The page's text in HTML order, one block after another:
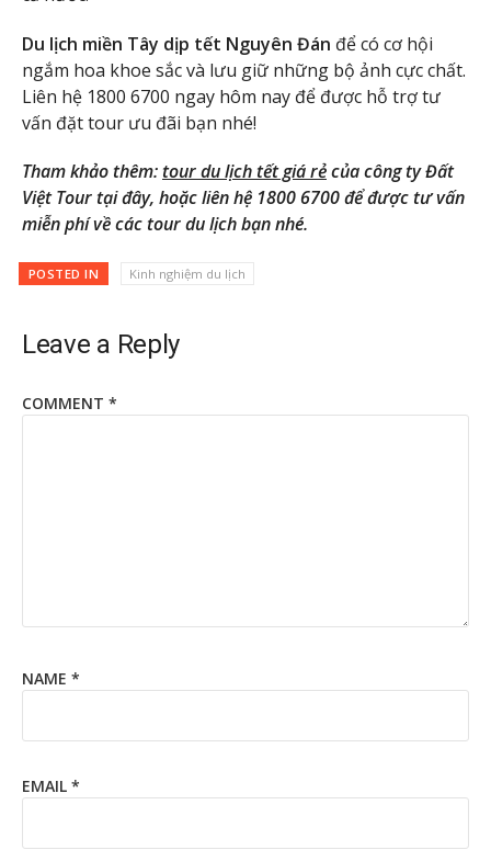
Du lịch miền Tây dịp tết Nguyên Đán để có cơ hội
ngắm hoa khoe sắc và lưu giữ những bộ ảnh cực chất.
Liên hệ 1800 6700 ngay hôm nay để được hỗ trợ tư
vấn đặt tour ưu đãi bạn nhé!
Tham khảo thêm:tour du lịch tết giá rẻcủa công ty Đất
Việt Tour tại đây, hoặc liên hệ 1800 6700 để được tư vấn
miễn phí về các tour du lịch bạn nhé.
POSTED IN Kinh nghiệm du lịch
Leave a Reply
COMMENT *
NAME *
EMAIL *